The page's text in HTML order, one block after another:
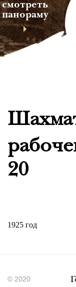
смотреть
панораму
20
1925 год
© 2020